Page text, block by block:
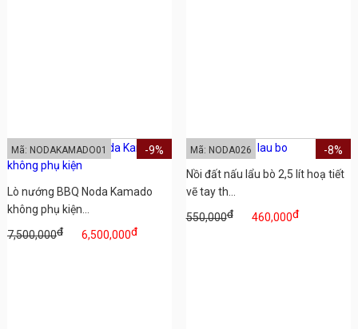
Lò nướng BBQ Noda Kamado
không phụ kiện...
7,500,000đ 6,500,000đ
-9%
Mã: NODAKAMADO01
Nồi đất nấu lẩu bò 2,5 lít hoạ tiết
vẽ tay th...
550,000đ 460,000đ
-8%
Mã: NODA026